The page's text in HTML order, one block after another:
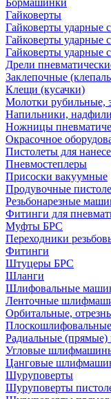
Бормашинки
Гайковерты
Гайковерты ударные
Гайковерты ударные
Гайковерты ударные
Дрели
Заклепочные
Клещи (кусачки)
Молотки рубильные,
Напильники, надфили
Ножницы
Окрасочное
Пистолеты для
Пневмостеплеры
Присоски вакуумные
Продувочные
Резьбонарезные
Фитинги для
Муфты БРС
Переходники
Фитинги
Штуцеры БРС
Шланги
Шлифовальные
Ленточные
Орбитальные,
Радиальные
Угловые
Цанговые
Шуруповерты
Шуруповерты